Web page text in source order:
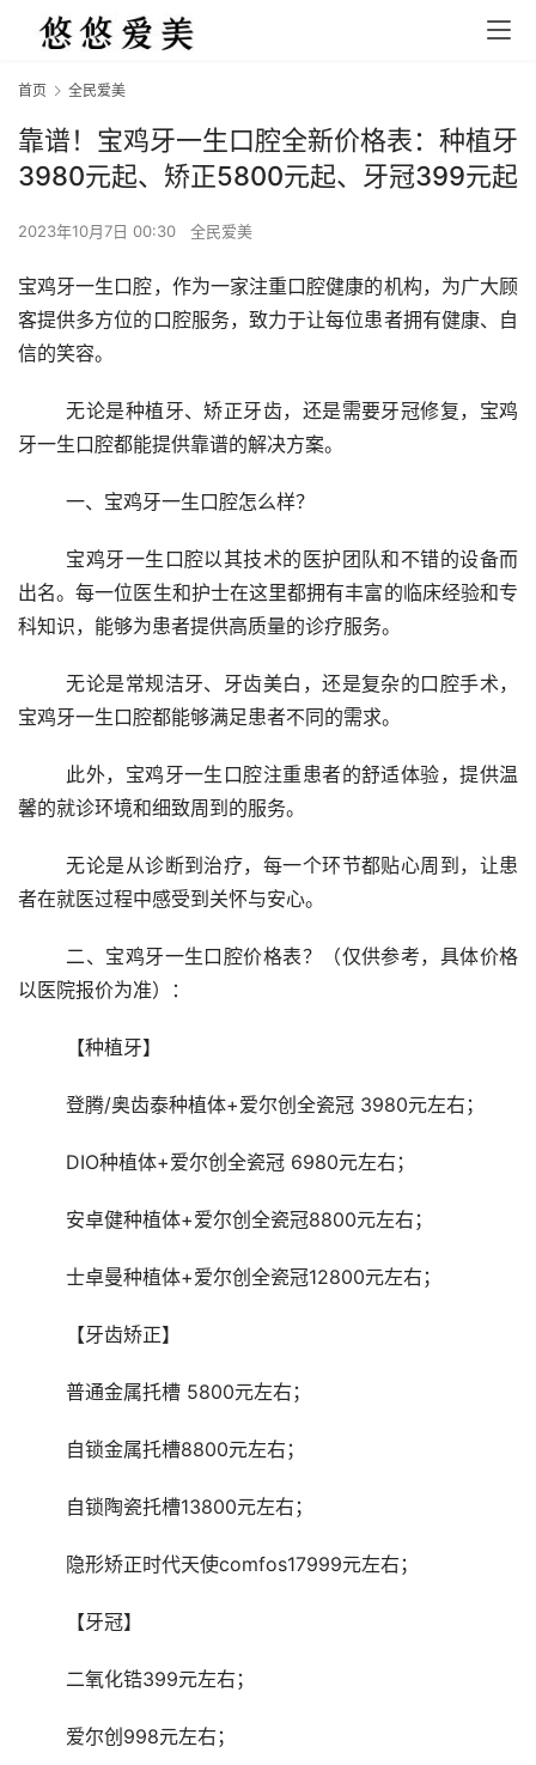
首页 全民爱美
靠谱！宝鸡牙一生口腔全新价格表：种植牙
3980元起、矫正5800元起、牙冠399元起
2023年10月7日 00:30 全民爱美
宝鸡牙一生口腔，作为一家注重口腔健康的机构，为广大顾
客提供多方位的口腔服务，致力于让每位患者拥有健康、自
信的笑容。
	无论是种植牙、矫正牙齿，还是需要牙冠修复，宝鸡
牙一生口腔都能提供靠谱的解决方案。
	一、宝鸡牙一生口腔怎么样？
出名。每一位医生和护士在这里都拥有丰富的临床经验和专
科知识，能够为患者提供高质量的诊疗服务。
	无论是常规洁牙、牙齿美白，还是复杂的口腔手术，
宝鸡牙一生口腔都能够满足患者不同的需求。
馨的就诊环境和细致周到的服务。
	无论是从诊断到治疗，每一个环节都贴心周到，让患
者在就医过程中感受到关怀与安心。
以医院报价为准）：
	【种植牙】
	登腾/奥齿泰种植体+爱尔创全瓷冠 3980元左右；
	DIO种植体+爱尔创全瓷冠 6980元左右；
	安卓健种植体+爱尔创全瓷冠8800元左右；
	士卓曼种植体+爱尔创全瓷冠12800元左右；
	【牙齿矫正】
	普通金属托槽 5800元左右；
	自锁金属托槽8800元左右；
	自锁陶瓷托槽13800元左右；
	隐形矫正时代天使comfos17999元左右；
	【牙冠】
	二氧化锆399元左右；
	爱尔创998元左右；